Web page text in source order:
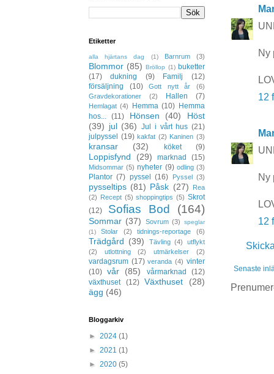
Ny
12
Ny
12
Senaste
Etiketter
alla hjärtans dag (1) Barnrum (3)
Blommor (85) Bröllop (1) buketter
(17)
dukning (9) Familj
(12)
försäljning
(10) Gott nytt år
(6)
Gravdekorationer
(2) Hallen (7)
Hemlagat (4) Hemma (10) Hemma
hos...
(11) Hönsen (40)
Höst
(39) jul (36) Jul i vårt hus (21)
julpyssel
(19) kakfat (2) Kaninen (3)
kransar (32) köket (9)
Loppisfynd (29) marknad (15)
Midsommar (5) nyheter (9) odling (3)
Plantor (7) pyssel (16) Pyssel (3)
pysseltips (81) Påsk (27)
Rea
(2) Recept (5) shoppingtips (5) Skrot
(12)
Sofias Bod (164)
Sommar (37) Sovrum (3)
speglar
(1)
Stolar (2) tidnings-reportage (6)
Trädgård (39) Tävling (4)
utflykt
(2)
utlottning (2) utmärkelser (2)
vardagsrum (17) veranda (4) vinter
(10) vår (85) vårmarknad
(12)
växthuset
(12) Växthuset
(28)
ägg (46)
Bloggarkiv
► 2024 (1)
► 2021 (1)
► 2020 (5)